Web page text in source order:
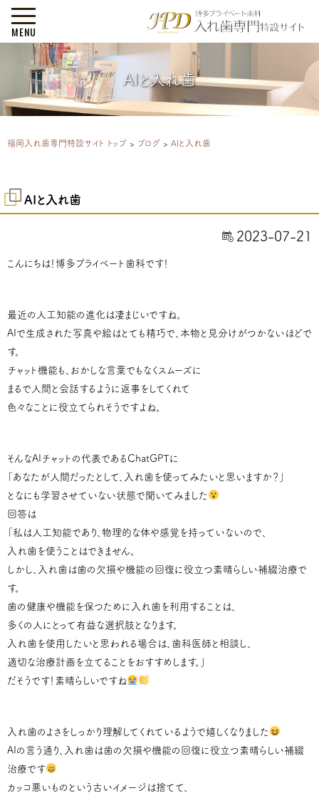
MENU
AIと入れ歯
福岡入れ歯専門特設サイト トップ > ブログ > AIと入れ歯
AIと入れ歯
2023-07-21
こんにちは！博多プライベート歯科です！
最近の人工知能の進化は凄まじいですね。
AIで生成された写真や絵はとても精巧で、本物と見分けがつかないほどで
す。
チャット機能も、おかしな言葉でもなくスムーズに
まるで人間と会話するように返事をしてくれて
色々なことに役立てられそうですよね。
そんなAIチャットの代表であるChatGPTに
「あなたが人間だったとして、入れ歯を使ってみたいと思いますか？」
となにも学習させていない状態で聞いてみました
回答は
「私は人工知能であり、物理的な体や感覚を持っていないので、
入れ歯を使うことはできません。
しかし、入れ歯は歯の欠損や機能の回復に役立つ素晴らしい補綴治療で
す。
歯の健康や機能を保つために入れ歯を利用することは、
多くの人にとって有益な選択肢となります。
入れ歯を使用したいと思われる場合は、歯科医師と相談し、
適切な治療計画を立てることをおすすめします。」
だそうです！素晴らしいですね
入れ歯のよさをしっかり理解してくれているようで嬉しくなりました
AIの言う通り、入れ歯は歯の欠損や機能の回復に役立つ素晴らしい補綴
治療です
カッコ悪いものという古いイメージは捨てて、